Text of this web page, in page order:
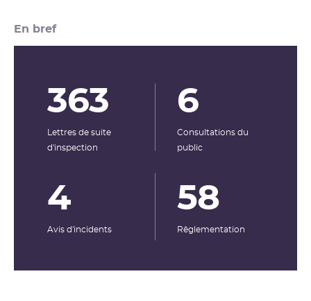
En bref
363
Lettres de suite
d'inspection
6
Consultations du
public
4
Avis d'incidents
58
Rêglementation